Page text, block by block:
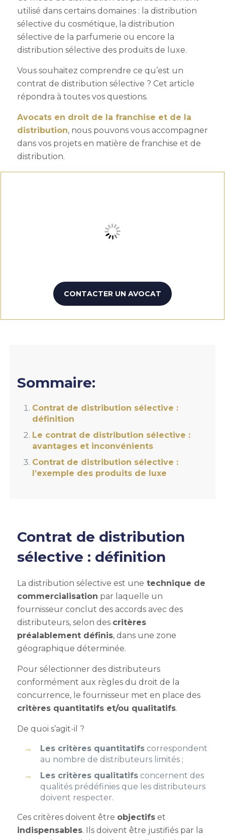
utilisé dans certains domaines : la distribution
sélective du cosmétique, la distribution
sélective de la parfumerie ou encore la
distribution sélective des produits de luxe.
Vous souhaitez comprendre ce qu’est un
contrat de distribution sélective ? Cet article
répondra à toutes vos questions.
Avocats en droit de la franchise et de la
distribution, nous pouvons vous accompagner
dans vos projets en matière de franchise et de
distribution.
CONTACTER UN AVOCAT
Sommaire:
Contrat de distribution sélective :
définition
Le contrat de distribution sélective :
avantages et inconvénients
Contrat de distribution sélective :
l’exemple des produits de luxe
Contrat de distribution
sélective : définition
La distribution sélective est une technique de
commercialisation par laquelle un
fournisseur conclut des accords avec des
distributeurs, selon des critères
préalablement définis, dans une zone
géographique déterminée.
Pour sélectionner des distributeurs
conformément aux règles du droit de la
concurrence, le fournisseur met en place des
critères quantitatifs et/ou qualitatifs.
De quoi s’agit-il ?
Les critères quantitatifscorrespondent
au nombre de distributeurs limités ;
Les critères qualitatifsconcernent des
qualités prédéfinies que les distributeurs
doivent respecter.
Ces critères doivent être objectifset
indispensables. Ils doivent être justifiés par la